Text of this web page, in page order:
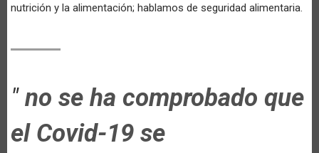
nutrición y la alimentación; hablamos de seguridad alimentaria.
"no se ha comprobado que
el Covid-19 se